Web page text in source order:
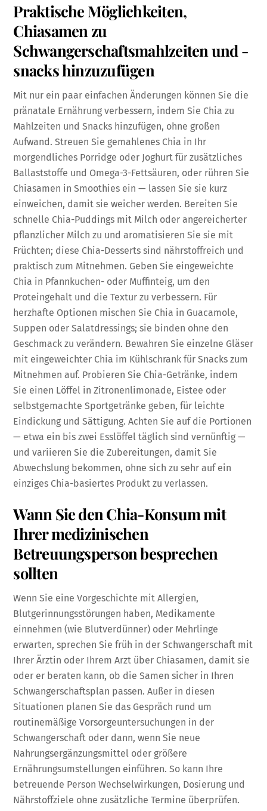
Praktische Möglichkeiten,
Chiasamen zu
Schwangerschaftsmahlzeiten und -
snacks hinzuzufügen
Mit nur ein paar einfachen Änderungen können Sie die
pränatale Ernährung verbessern, indem Sie Chia zu
Mahlzeiten und Snacks hinzufügen, ohne großen
Aufwand. Streuen Sie gemahlenes Chia in Ihr
morgendliches Porridge oder Joghurt für zusätzliches
Ballaststoffe und Omega-3-Fettsäuren, oder rühren Sie
Chiasamen in Smoothies ein — lassen Sie sie kurz
einweichen, damit sie weicher werden. Bereiten Sie
schnelle Chia-Puddings mit Milch oder angereicherter
pflanzlicher Milch zu und aromatisieren Sie sie mit
Früchten; diese Chia-Desserts sind nährstoffreich und
praktisch zum Mitnehmen. Geben Sie eingeweichte
Chia in Pfannkuchen- oder Muffinteig, um den
Proteingehalt und die Textur zu verbessern. Für
herzhafte Optionen mischen Sie Chia in Guacamole,
Suppen oder Salatdressings; sie binden ohne den
Geschmack zu verändern. Bewahren Sie einzelne Gläser
mit eingeweichter Chia im Kühlschrank für Snacks zum
Mitnehmen auf. Probieren Sie Chia-Getränke, indem
Sie einen Löffel in Zitronenlimonade, Eistee oder
selbstgemachte Sportgetränke geben, für leichte
Eindickung und Sättigung. Achten Sie auf die Portionen
— etwa ein bis zwei Esslöffel täglich sind vernünftig —
und variieren Sie die Zubereitungen, damit Sie
Abwechslung bekommen, ohne sich zu sehr auf ein
einziges Chia-basiertes Produkt zu verlassen.
Wann Sie den Chia-Konsum mit
Ihrer medizinischen
Betreuungsperson besprechen
sollten
Wenn Sie eine Vorgeschichte mit Allergien,
Blutgerinnungsstörungen haben, Medikamente
einnehmen (wie Blutverdünner) oder Mehrlinge
erwarten, sprechen Sie früh in der Schwangerschaft mit
Ihrer Ärztin oder Ihrem Arzt über Chiasamen, damit sie
oder er beraten kann, ob die Samen sicher in Ihren
Schwangerschaftsplan passen. Außer in diesen
Situationen planen Sie das Gespräch rund um
routinemäßige Vorsorgeuntersuchungen in der
Schwangerschaft oder dann, wenn Sie neue
Nahrungsergänzungsmittel oder größere
Ernährungsumstellungen einführen. So kann Ihre
betreuende Person Wechselwirkungen, Dosierung und
Nährstoffziele ohne zusätzliche Termine überprüfen.